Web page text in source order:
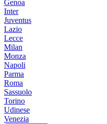
Genoa
Inter
Juventus
Lazio
Lecce
Milan
Monza
Napoli
Parma
Roma
Sassuolo
Torino
Udinese
Venezia